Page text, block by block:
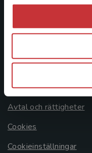
Systemkrav
Allmänna länkar
Om oss
Avtal och rättigheter
Cookies
Cookieinställningar